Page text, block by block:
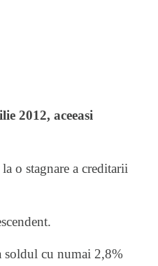
2012, aceeasi
o stagnare a creditarii
soldul cu numai 2,8%